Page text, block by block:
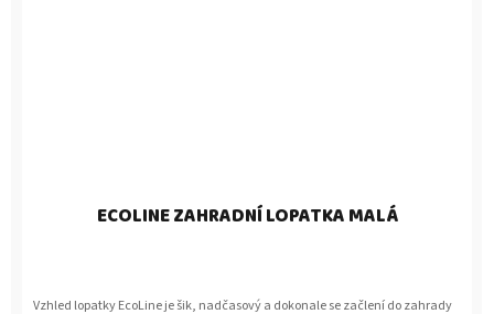
ECOLINE ZAHRADNÍ LOPATKA MALÁ
Vzhled lopatky EcoLine je šik, nadčasový a dokonale se začlení do zahrady